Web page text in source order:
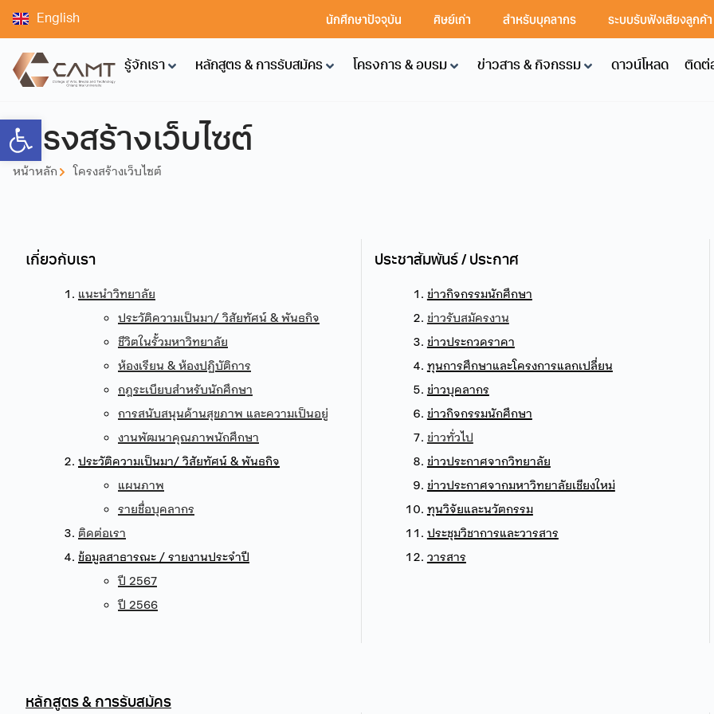
Open toolbar
English นักศึกษาปัจจุบัน ศิษย์เก่า สำหรับบุคลากร ระบบรับฟังเสียงลูกค้า
รู้จักเรา หลักสูตร & การรับสมัคร โครงการ & อบรม ข่าวสาร & กิจกรรม ดาวน์โหลด ติดต่
โครงสร้างเว็บไซต์
หน้าหลัก โครงสร้างเว็บไซต์
เกี่ยวกับเรา
แนะนำวิทยาลัย
ประวัติความเป็นมา/ วิสัยทัศน์ & พันธกิจ
ชีวิตในรั้วมหาวิทยาลัย
ห้องเรียน & ห้องปฏิบัติการ
กฎระเบียบสำหรับนักศึกษา
การสนับสนุนด้านสุขภาพ และความเป็นอยู่
งานพัฒนาคุณภาพนักศึกษา
ประวัติความเป็นมา/ วิสัยทัศน์ & พันธกิจ
แผนภาพ
รายชื่อบุคลากร
ติดต่อเรา
ข้อมูลสาธารณะ / รายงานประจำปี
ปี 2567
ปี 2566
ประชาสัมพันธ์ / ประกาศ
ข่าวกิจกรรมนักศึกษา
ข่าวรับสมัครงาน
ข่าวประกวดราคา
ทุนการศึกษาและโครงการแลกเปลี่ยน
ข่าวบุคลากร
ข่าวกิจกรรมนักศึกษา
ข่าวทั่วไป
ข่าวประกาศจากวิทยาลัย
ข่าวประกาศจากมหาวิทยาลัยเชียงใหม่
ทุนวิจัยและนวัตกรรม
ประชุมวิชาการและวารสาร
วารสาร
หลักสูตร & การรับสมัคร